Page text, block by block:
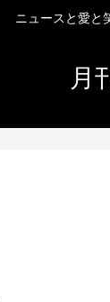
ニュースと愛と
月